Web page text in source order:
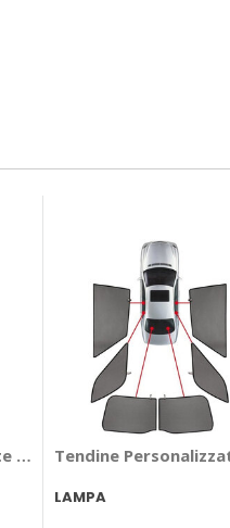
- LAMPA Citroen C5
Privacy Privacy MG MG5
Tendine
LAMPA